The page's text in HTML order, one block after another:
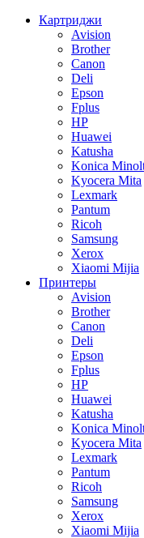
Картриджи
Avision
Brother
Canon
Deli
Epson
Fplus
HP
Huawei
Katusha
Konica
Kyocera Mita
Lexmark
Pantum
Ricoh
Samsung
Xerox
Xiaomi Mijia
Принтеры
Avision
Brother
Canon
Deli
Epson
Fplus
HP
Huawei
Katusha
Konica
Kyocera Mita
Lexmark
Pantum
Ricoh
Samsung
Xerox
Xiaomi Mijia